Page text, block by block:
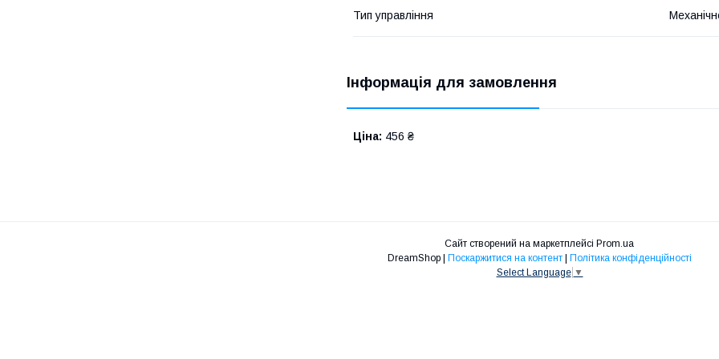
Тип управління
Інформація для замовлення
Ціна: 456 ₴
Сайт створений на маркетплейсі Prom.ua
DreamShop | Поскаржитися на контент | Політика конфіденційності
Select Language ▼